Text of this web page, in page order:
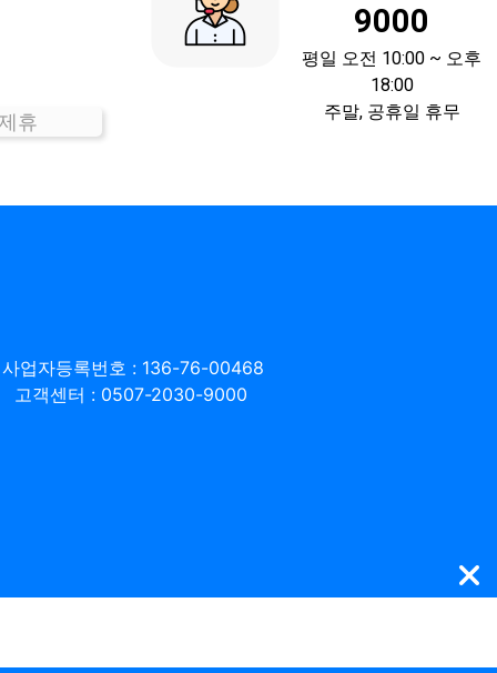
휴
9000
평일 오전 10:00 ~ 오후
18:00
주말, 공휴일 휴무
사업자등록번호 : 136-76-00468
고객센터 : 0507-2030-9000